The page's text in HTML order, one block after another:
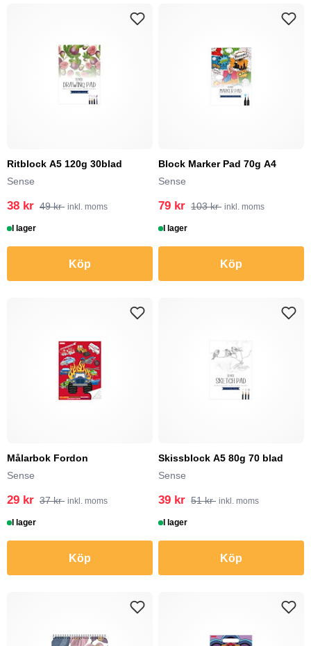
Ritblock A5 120g 30blad
Sense
38 kr 49 kr inkl. moms
I lager
Köp
Block Marker Pad 70g A4
Sense
79 kr 103 kr inkl. moms
I lager
Köp
Målarbok Fordon
Sense
29 kr 37 kr inkl. moms
I lager
Köp
Skissblock A5 80g 70 blad
Sense
39 kr 51 kr inkl. moms
I lager
Köp